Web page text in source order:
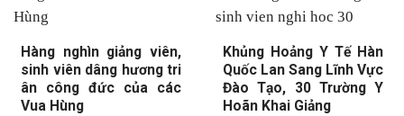
Hàng nghìn giảng viên,
sinh viên dâng hương tri
ân công đức của các
Vua Hùng
Khủng Hoảng Y Tế Hàn
Quốc Lan Sang Lĩnh Vực
Đào Tạo, 30 Trường Y
Hoãn Khai Giảng